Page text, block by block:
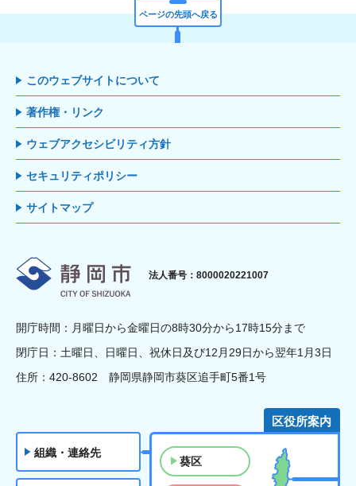
ページの先頭へ戻る
このウェブサイトについて
著作権・リンク
ウェブアクセシビリティ方針
セキュリティポリシー
サイトマップ
静岡市
法人番号：8000020221007
開庁時間：月曜日から金曜日の8時30分から17時15分まで
閉庁日：土曜日、日曜日、祝休日及び12月29日から翌年1月3日
住所：420-8602 静岡県静岡市葵区追手町5番1号
組織・連絡先
区役所案内
葵区